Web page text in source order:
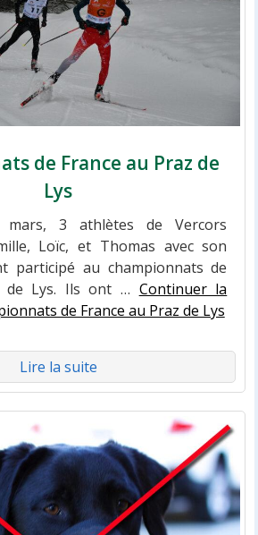
de France au Praz de
Lys
3 athlètes de Vercors
Loïc, et Thomas avec son
participé au championnats de
de Lys. Ils ont … Continuer la
de France au Praz de Lys
Lire la suite